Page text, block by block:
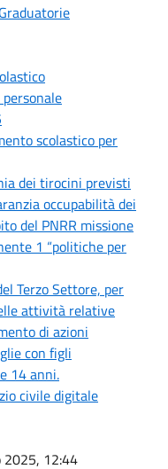
scolastico per
dei tirocini previsti
occupabilità dei
del PNRR missione
1 “politiche per
Terzo Settore, per
attività relative
di azioni
con figli
14 anni.
civile digitale
2025, 12:44